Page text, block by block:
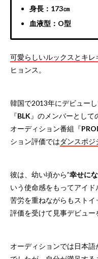
身長：173㎝
血液型：O型
可愛らしいルックスとキ
ヒョンス。
韓国で2013年にデビュー
『BLK 』のメンバーとして
オーディション番組『
ション評価ではダンスポジ
彼は、幼い頃から”幸せに
いう使命感をもってアイド
苦労を重ねながらもスト
評価を受けて見事デビュー
オーディションでは日本